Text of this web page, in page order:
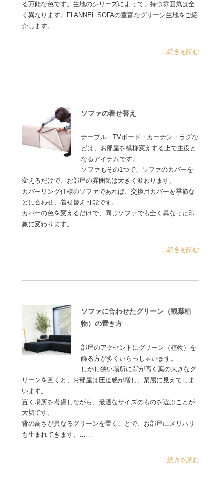
る万能な色です。生地のシリーズによって、持つ雰囲気は全
く異なります。FLANNEL SOFAの豊富なグリーン生地をご紹
介します。 ……
...続きを読む
ソファの着せ替え
テーブル・TVボード・カーテン・ラグな
どは、お部屋を模様変えする上で主役と
なるアイテムです。
ソファもその1つで、ソファのカバーを
変えるだけで、お部屋の雰囲気は大きく変わります。
カバーリング仕様のソファであれば、交換用カバーを季節な
どに合わせ、着せ替え可能です。
カバーの色を変えるだけで、同じソファでも全く異なった印
象に変わります。……
...続きを読む
ソファに合わせたグリーン（観葉植
物）の置き方
部屋のアクセントにグリーン（植物）を
飾る方が多くいらっしゃいます。
しかし狭い場所に背が高く葉の大きなグ
リーンを置くと、お部屋は圧迫感が増し、窮屈に見えてしま
います。
置く場所を考慮しながら、最適なサイズのものを選ぶことが
大切です。
背の高さが異なるグリーンを置くことで、お部屋にメリハリ
も生まれてきます。……
...続きを読む